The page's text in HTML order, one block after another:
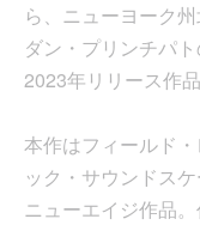
ら、ニューヨーク
ダン・プリンチパ
2023年リリース作品
本作はフィールド
ック・サウンドス
ニューエイジ作品